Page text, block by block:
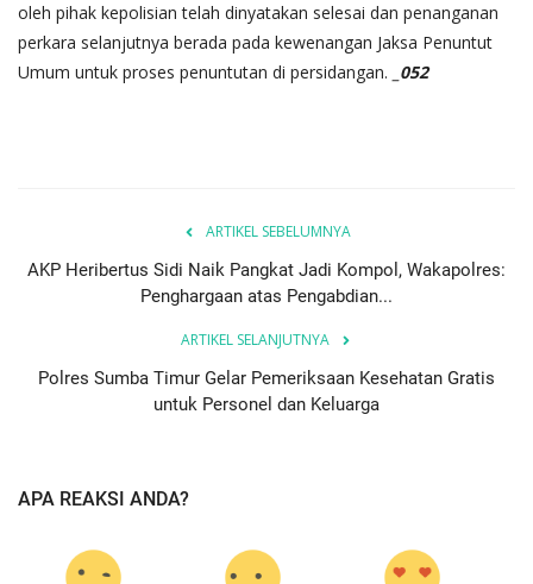
oleh pihak kepolisian telah dinyatakan selesai dan penanganan
perkara selanjutnya berada pada kewenangan Jaksa Penuntut
Umum untuk proses penuntutan di persidangan.
_052
ARTIKEL SEBELUMNYA
AKP Heribertus Sidi Naik Pangkat Jadi Kompol, Wakapolres:
Penghargaan atas Pengabdian...
ARTIKEL SELANJUTNYA
Polres Sumba Timur Gelar Pemeriksaan Kesehatan Gratis
untuk Personel dan Keluarga
APA REAKSI ANDA?